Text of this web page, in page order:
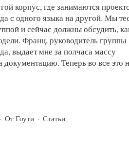
корпус, где занимаются
с одного языка на другой. Мы
и сейчас должны обсудить,
Франц, руководитель группы
выдает мне за полчаса массу
Теперь во все это
· От Гоути · Статьи